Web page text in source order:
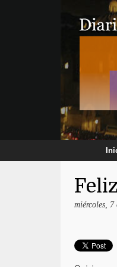
miércoles, 7